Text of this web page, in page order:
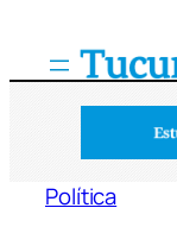
Política